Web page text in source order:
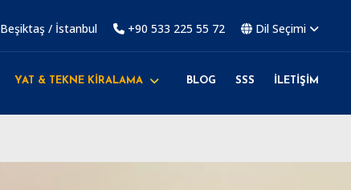
Beşiktaş / İstanbul +90 533 225 55 72 Dil Seçimi
YAT & TEKNE KİRALAMA BLOG SSS İLETİŞİM